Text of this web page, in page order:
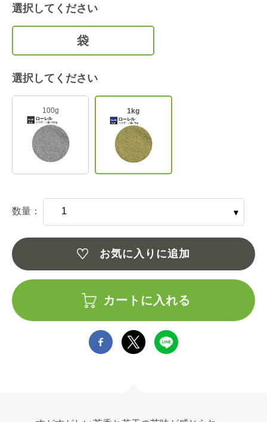
選択してください
袋
選択してください
100g 1kg
数量：
お気に入りに追加
カートに入れる